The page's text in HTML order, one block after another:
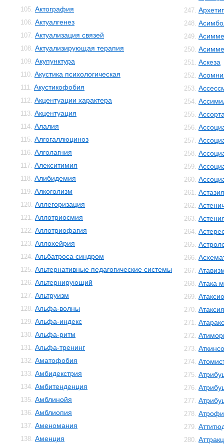
105. Актография
106. Актуалгенез
107. Актуализация связей
108. Актуализирующая терапия
109. Акупунктура
110. Акустика психологическая
111. Акустикофобия
112. Акцентуации характера
113. Акцентуация
114. Алалия
115. Алгогаллюциноз
116. Алголагния
117. Алекситимия
118. Алибидемия
119. Алкоголизм
120. Аллегоризация
121. Аллотриосмия
122. Аллотриофагия
123. Аллохейрия
124. Альбатроса синдром
125. Альтернативные педагогические системы
126. Альтернирующий
127. Альтруизм
128. Альфа-волны
129. Альфа-индекс
130. Альфа-ритм
131. Альфа-тренинг
132. Аматофобия
133. Амбидекстрия
134. Амбитенденция
135. Амблинойя
136. Амблиопия
137. Аменомания
138. Аменция
247.
248.
249.
250.
251. Аскеза
252.
253.
254.
255.
256.
257.
258.
259.
260.
261. Астазия
262.
263.
264.
265.
266.
267.
268. Атака
269.
270. Атаксия
271.
272.
273.
274.
275.
276.
277.
278.
279.
280.